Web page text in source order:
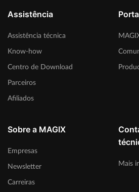
Assistência
Assistência técnica
Know-how
Centro de Download
Parceiros
Afiliados
Sobre a MAGIX
Empresas
Newsletter
Carreiras
Mais